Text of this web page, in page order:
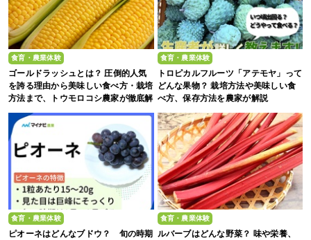
食育・農業体験
ゴールドラッシュとは？ 圧倒的人気
を誇る理由から美味しい食べ方・栽培
方法まで、トウモロコシ農家が徹底解
説
食育・農業体験
トロピカルフルーツ「アテモヤ」って
どんな果物？ 栽培方法や美味しい食
べ方、保存方法を農家が解説
食育・農業体験
ピオーネはどんなブドウ？ 旬の時期
食育・農業体験
ルバーブはどんな野菜？ 味や栄養、